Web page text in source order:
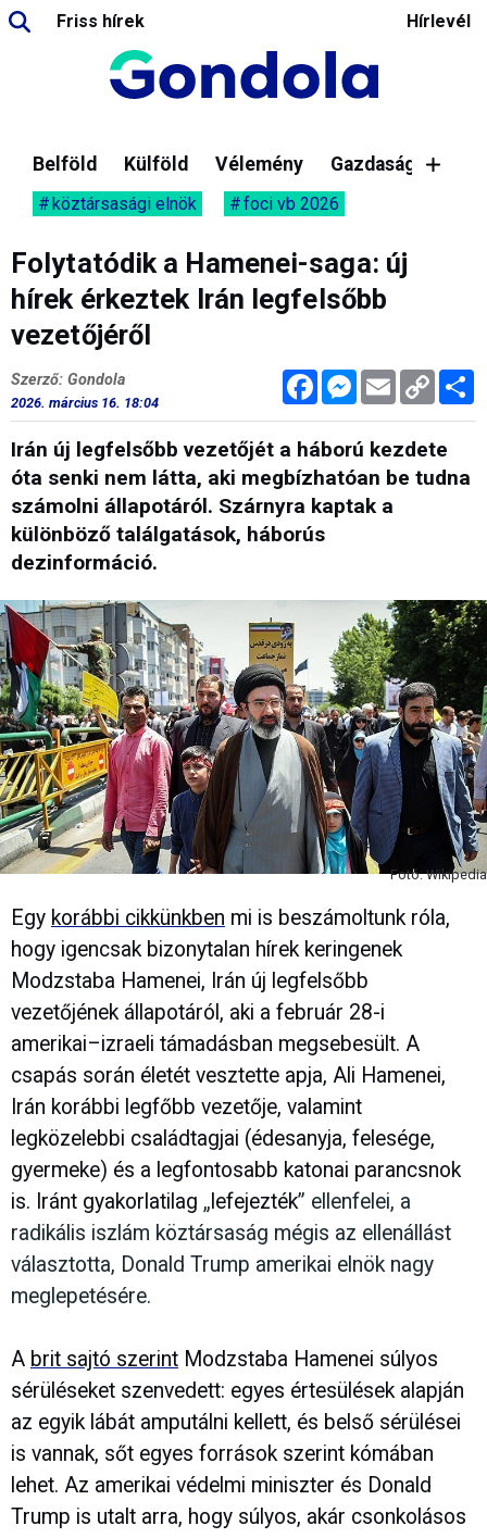
Friss hírek Hírlevél
Belföld Külföld Vélemény Gazdaság
köztársasági elnök foci vb 2026
Folytatódik a Hamenei-saga: új
hírek érkeztek Irán legfelsőbb
vezetőjéről
FacebookMessenger
Email Copy
Link
Szerző: Gondola
2026. március 16. 18:04
Irán új legfelsőbb vezetőjét a háború kezdete
óta senki nem látta, aki megbízhatóan be tudna
számolni állapotáról. Szárnyra kaptak a
különböző találgatások, háborús
dezinformáció.
Fotó: Wikipedia
Egy korábbi cikkünkben mi is beszámoltunk róla,
hogy igencsak bizonytalan hírek keringenek
Modzstaba Hamenei, Irán új legfelsőbb
vezetőjének állapotáról, aki a február 28-i
amerikai–izraeli támadásban megsebesült. A
csapás során életét vesztette apja, Ali Hamenei,
Irán korábbi legfőbb vezetője, valamint
legközelebbi családtagjai (édesanyja, felesége,
gyermeke) és a legfontosabb katonai parancsnok
is. Iránt gyakorlatilag „ lefejezték” ellenfelei, a
radikális iszlám köztársaság mégis az ellenállást
választotta, Donald Trump amerikai elnök nagy
meglepetésére.
A brit sajtó szerint Modzstaba Hamenei súlyos
sérüléseket szenvedett: egyes értesülések alapján
az egyik lábát amputálni kellett, és belső sérülései
is vannak, sőt egyes források szerint kómában
lehet. Az amerikai védelmi miniszter és Donald
Trump is utalt arra, hogy súlyos, akár csonkolásos